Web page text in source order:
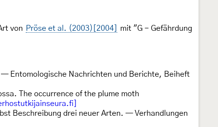
von Pröse et al. (2003)[2004]
mit "G - Gefährdung
Entomologische Nachrichten und Berichte, Beiheft
The occurrence of the plume moth
Beschreibung drei neuer Arten. — Verhandlungen